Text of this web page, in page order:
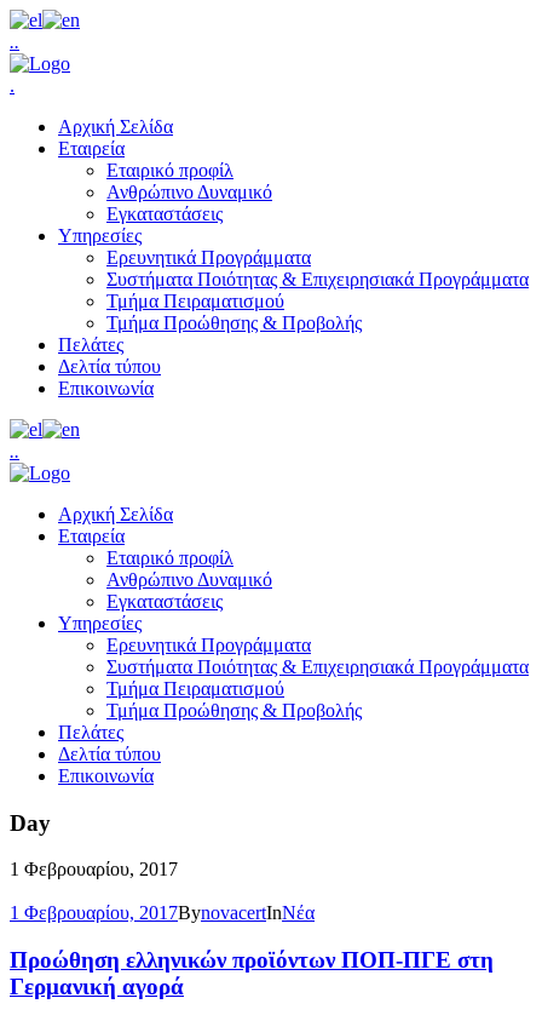
..
.
Αρχική Σελίδα
Εταιρεία
Εταιρικό προφίλ
Ανθρώπινο Δυναμικό
Εγκαταστάσεις
Υπηρεσίες
Ερευνητικά Προγράμματα
Συστήματα Ποιότητας & Επιχειρησιακά Προγράμματα
Τμήμα Πειραματισμού
Τμήμα Προώθησης & Προβολής
Πελάτες
Δελτία τύπου
Επικοινωνία
..
Αρχική Σελίδα
Εταιρεία
Εταιρικό προφίλ
Ανθρώπινο Δυναμικό
Εγκαταστάσεις
Υπηρεσίες
Ερευνητικά Προγράμματα
Συστήματα Ποιότητας & Επιχειρησιακά Προγράμματα
Τμήμα Πειραματισμού
Τμήμα Προώθησης & Προβολής
Πελάτες
Δελτία τύπου
Επικοινωνία
Day
1 Φεβρουαρίου, 2017
1 Φεβρουαρίου, 2017BynovacertInΝέα
Προώθηση ελληνικών προϊόντων ΠΟΠ-ΠΓΕ στη
Γερμανική αγορά